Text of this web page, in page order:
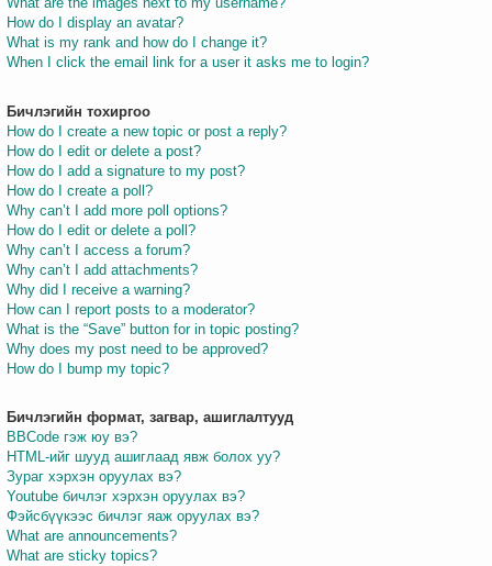
How do I display an avatar?
What is my rank and how do I change it?
When I click the email link for a user it asks me to login?
Бичлэгийн тохиргоо
How do I create a new topic or post a reply?
How do I edit or delete a post?
How do I add a signature to my post?
How do I create a poll?
Why can’t I add more poll options?
How do I edit or delete a poll?
Why can’t I access a forum?
Why can’t I add attachments?
Why did I receive a warning?
How can I report posts to a moderator?
What is the “Save” button for in topic posting?
Why does my post need to be approved?
How do I bump my topic?
Бичлэгийн формат, загвар, ашиглалтууд
BBCode гэж юу вэ?
HTML-ийг шууд ашиглаад явж болох уу?
Зураг хэрхэн оруулах вэ?
Youtube бичлэг хэрхэн оруулах вэ?
Фэйсбүүкээс бичлэг яаж оруулах вэ?
What are announcements?
What are sticky topics?